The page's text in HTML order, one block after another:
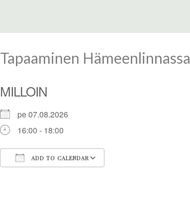
Tapaaminen Hämeenlinnassa
MILLOIN
pe 07.08.2026
16:00 - 18:00
ADD TO CALENDAR